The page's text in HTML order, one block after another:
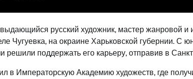
русский художник, мастер жанровой и
Чугуевка, на окраине Харьковской губернии. С
решили поддержать его карьеру, отправив в
в Императорскую Академию художеств, где